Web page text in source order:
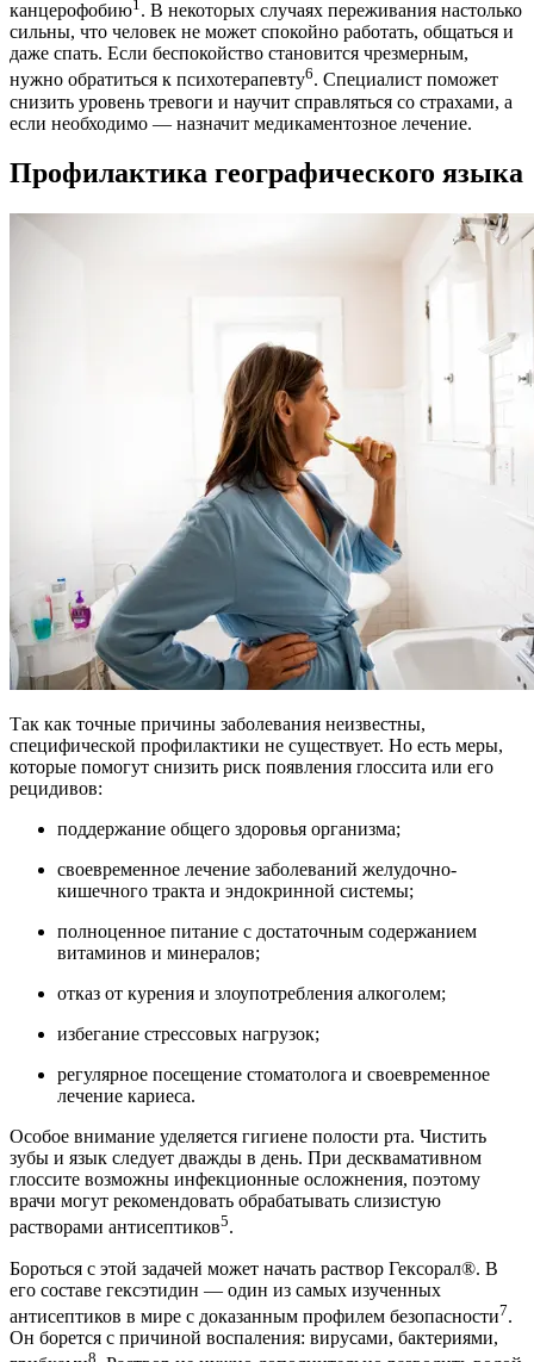
канцерофобию1 . В некоторых случаях переживания настолько
сильны, что человек не может спокойно работать, общаться и
даже спать. Если беспокойство становится чрезмерным,
нужно обратиться к психотерапевту6. Специалист поможет
снизить уровень тревоги и научит справляться со страхами, а
если необходимо — назначит медикаментозное лечение.
Профилактика географического языка
Так как точные причины заболевания неизвестны,
специфической профилактики не существует. Но есть меры,
которые помогут снизить риск появления глоссита или его
рецидивов:
поддержание общего здоровья организма;
своевременное лечение заболеваний желудочно-
кишечного тракта и эндокринной системы;
полноценное питание с достаточным содержанием
витаминов и минералов;
отказ от курения и злоупотребления алкоголем;
избегание стрессовых нагрузок;
регулярное посещение стоматолога и своевременное
лечение кариеса.
Особое внимание уделяется гигиене полости рта. Чистить
зубы и язык следует дважды в день. При десквамативном
глоссите возможны инфекционные осложнения, поэтому
врачи могут рекомендовать обрабатывать слизистую
растворами антисептиков5.
Бороться с этой задачей может начать раствор Гексорал®. В
его составе гексэтидин — один из самых изученных
антисептиков в мире с доказанным профилем безопасности7.
Он борется с причиной воспаления: вирусами, бактериями,
8